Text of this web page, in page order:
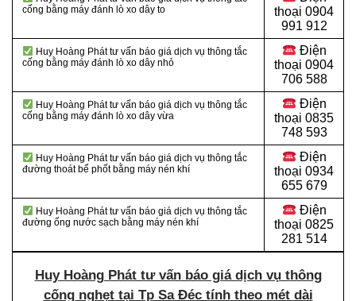
cống bằng máy đánh lò xo dây to
thoại 0904
991 912
Huy Hoàng Phát tư vấn báo giá dịch vụ thông tắc
cống bằng máy đánh lò xo dây nhỏ
Điện
thoại 0904
706 588
Huy Hoàng Phát tư vấn báo giá dịch vụ thông tắc
cống bằng máy đánh lò xo dây vừa
Điện
thoại 0835
748 593
Huy Hoàng Phát tư vấn báo giá dịch vụ thông tắc
đường thoát bể phốt bằng máy nén khí
Điện
thoại 0934
655 679
Huy Hoàng Phát tư vấn báo giá dịch vụ thông tắc
đường ống nước sạch bằng máy nén khí
Điện
thoại 0825
281 514
Huy Hoàng Phát tư vấn báo giá dịch vụ thông
cống nghẹt tại Tp Sa Đéc tính theo mét dài